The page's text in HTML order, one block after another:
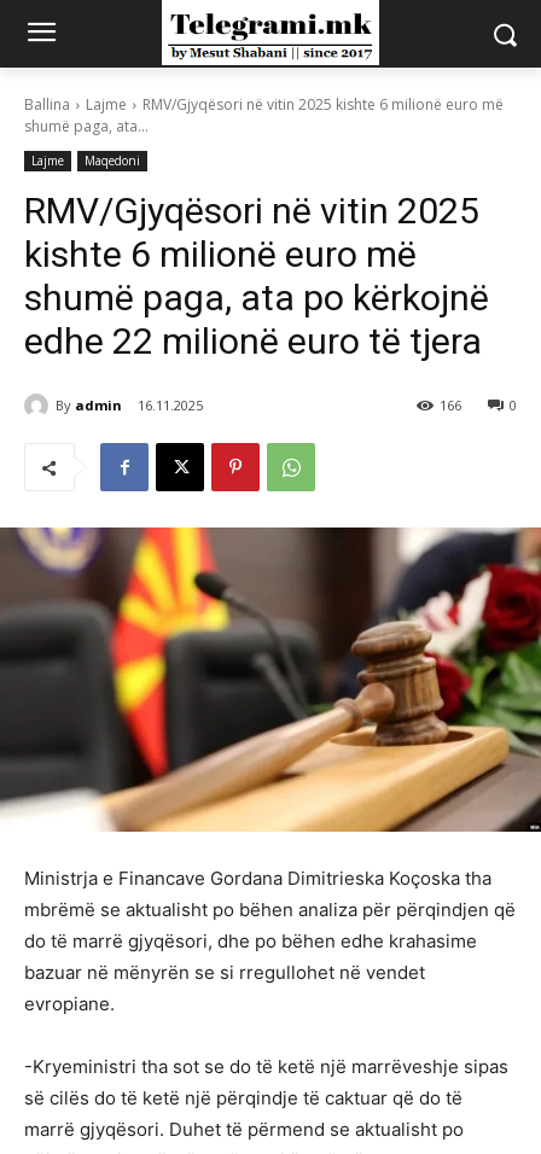
Ballina Lajme
RMV/Gjyqësori në vitin 2025 kishte 6 milionë euro më
shumë paga, ata...
Lajme Maqedoni
RMV/Gjyqësori në vitin 2025
kishte 6 milionë euro më
shumë paga, ata po kërkojnë
edhe 22 milionë euro të tjera
By admin 16.11.2025 0
166
Ministrja e Financave Gordana Dimitrieska Koçoska tha
mbrëmë se aktualisht po bëhen analiza për përqindjen që
do të marrë gjyqësori, dhe po bëhen edhe krahasime
bazuar në mënyrën se si rregullohet në vendet
evropiane.
-Kryeministri tha sot se do të ketë një marrëveshje sipas
së cilës do të ketë një përqindje të caktuar që do të
marrë gjyqësori. Duhet të përmend se aktualisht po